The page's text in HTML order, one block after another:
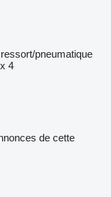
ressort/pneumatique
4
de cette